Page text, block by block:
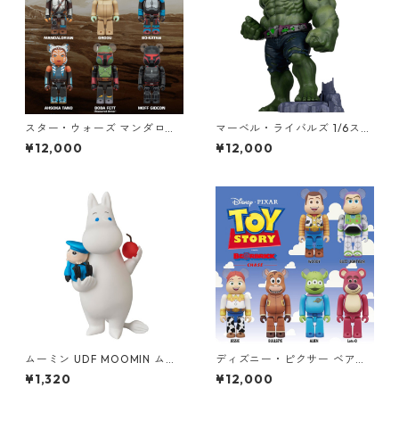
スター・ウォーズ マンダロリ
アン ベアブリック BE@RBRIC
K CHASE THE MANDALORIA
¥12,000
マーベル・ライバルズ 1/6スケ
ール シーン・フィギュア ハル
ク Hulk スタチュー MARVEL
¥12,000
ムーミン UDF MOOMIN ムー
ミン&クリップダッス フィギ
ュア
¥1,320
ディズニー・ピクサー ベアブ
リック BE@RBRICK CHASE T
OY STORY フィギュア 12個入
¥12,000